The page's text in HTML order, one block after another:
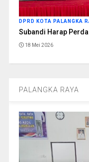
DPRD KOTA PALANGKA
Subandi Harap
18 Mei 2026
PALANGKA RAYA